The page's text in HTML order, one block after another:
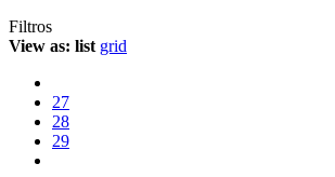
Filtros
View as: list grid
27
28
29